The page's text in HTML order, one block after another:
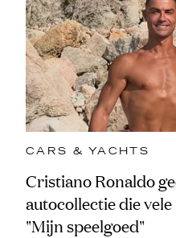
CARS & YACHTS
Cristiano Ronaldo
autocollectie die
"Mijn speelgoed"